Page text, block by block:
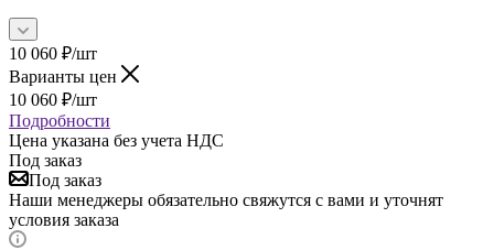
10 060 ₽/шт
Варианты цен
10 060 ₽/шт
Подробности
Цена указана без учета НДС
Под заказ
Под заказ
Наши менеджеры обязательно свяжутся с вами и уточнят
условия заказа